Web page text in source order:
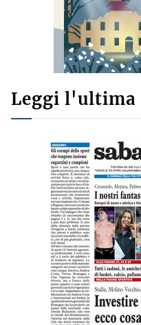
Leggi l'ultima